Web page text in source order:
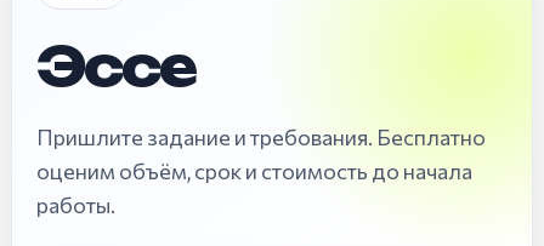
Эссе
Пришлите задание и требования. Бесплатно
оценим объём, срок и стоимость до начала
работы.